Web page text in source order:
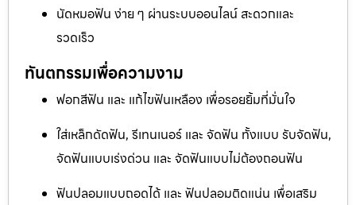
นัดหมอฟัน ง่าย ๆ ผ่านระบบออนไลน์ สะดวกและ
รวดเร็ว
ทันตกรรมเพื่อความงาม
ฟอกสีฟัน และ แก้ไขฟันเหลือง เพื่อรอยยิ้มที่มั่นใจ
ใส่เหล็กดัดฟัน, รีเทนเนอร์ และ จัดฟัน ทั้งแบบ รับจัดฟัน,
จัดฟันแบบเร่งด่วน และ จัดฟันแบบไม่ต้องถอนฟัน
ฟันปลอมแบบถอดได้ และ ฟันปลอมติดแน่น เพื่อเสริม